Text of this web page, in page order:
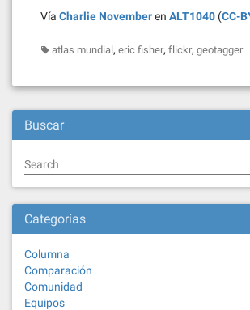
Vía Charlie Novemberen ALT1040 (CC-
atlas mundial, eric fisher, flickr, geotagger
Buscar
Search
Categorías
Columna
Comparación
Comunidad
Equipos